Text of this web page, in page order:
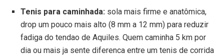
Tenis para caminhada:sola mais firme e anatômica,
drop um pouco mais alto (8 mm a 12 mm) para reduzir
fadiga do tendao de Aquiles. Quem caminha 5 km por
dia ou mais ja sente diferenca entre um tenis de corrida